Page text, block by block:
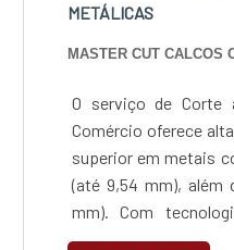
METÁLICAS
MASTER CUT CALCOS
O serviço de Corte
Comércio oferece alta precisão e acabamento
superior em metais
(até 9,54 mm), além
mm). Com
isentas de